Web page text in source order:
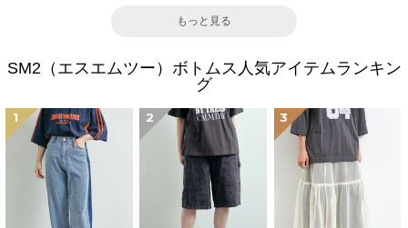
もっと見る
SM2（エスエムツー）ボトムス人気アイテムランキン
グ
1 2 3